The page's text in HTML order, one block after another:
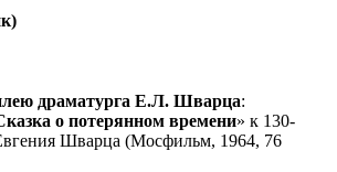
драматурга Е.Л. Шварца:
о потерянном времени» к 130-
Шварца (Мосфильм, 1964, 76